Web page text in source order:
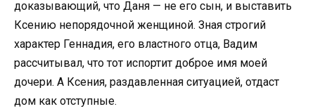
доказывающий, что Даня — не его сын, и выставить
Ксению непорядочной женщиной. Зная строгий
характер Геннадия, его властного отца, Вадим
рассчитывал, что тот испортит доброе имя моей
дочери. А Ксения, раздавленная ситуацией, отдаст
дом как отступные.